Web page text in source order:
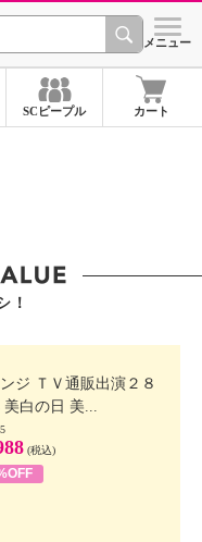
ショッ
メニュー
SCピープル カート
！
ジ ＴＶ通販出演２８
美白の日 美...
(税込)